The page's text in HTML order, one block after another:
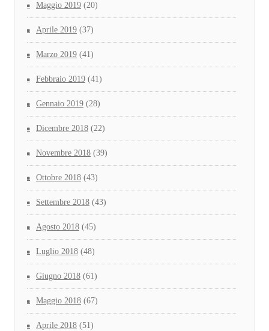
Maggio 2019 (20)
Aprile 2019 (37)
Marzo 2019 (41)
Febbraio 2019 (41)
Gennaio 2019 (28)
Dicembre 2018 (22)
Novembre 2018 (39)
Ottobre 2018 (43)
Settembre 2018 (43)
Agosto 2018 (45)
Luglio 2018 (48)
Giugno 2018 (61)
Maggio 2018 (67)
Aprile 2018 (51)